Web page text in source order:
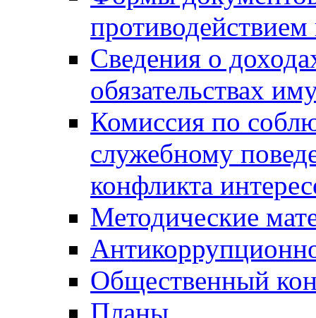
Сведения о
обязательствах
Комиссия по
служебному
конфликта
Методические
Общественный
Планы